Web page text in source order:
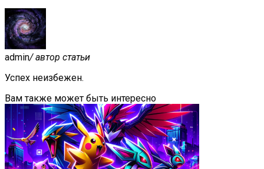
admin/ автор статьи
Успех неизбежен.
Вам также может быть интересно